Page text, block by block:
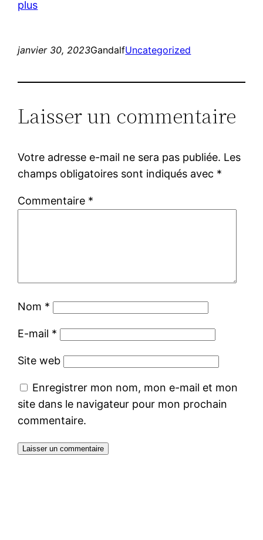
plus
janvier 30, 2023GandalfUncategorized
Laisser un commentaire
Votre adresse e-mail ne sera pas publiée. Les
champs obligatoires sont indiqués avec *
Commentaire *
Nom *
E-mail *
Site web
Enregistrer mon nom, mon e-mail et mon
site dans le navigateur pour mon prochain
commentaire.